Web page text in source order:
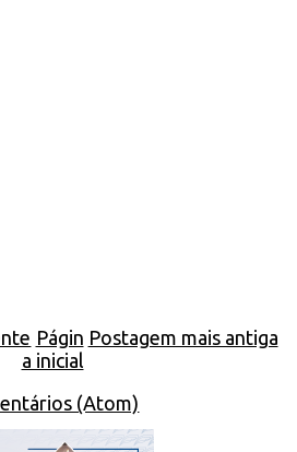
Postagem mais antiga
Págin
a inicial
(Atom)